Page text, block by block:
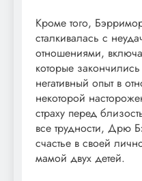
Кроме того,
сталкивалась с
отношениями,
которые
негативный опыт в
некоторой
страху перед
все трудности, Дрю
счастье в своей
мамой двух детей.